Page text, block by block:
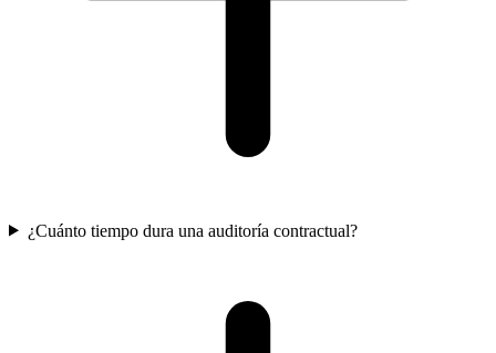
¿Cuánto tiempo dura una auditoría contractual?